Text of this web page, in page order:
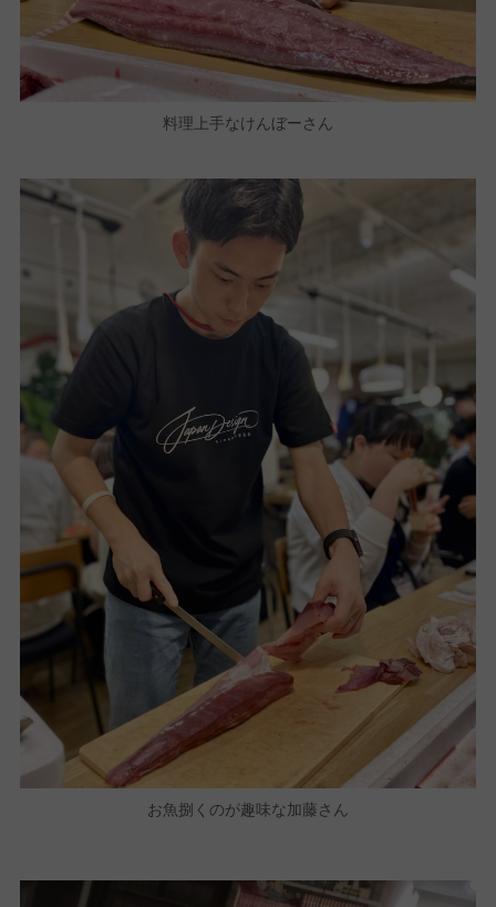
料理上手なけんぼーさん
お魚捌くのが趣味な加藤さん